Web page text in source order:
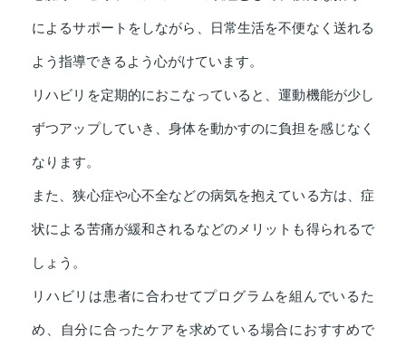
によるサポートをしながら、日常生活を不便なく送れる
よう指導できるよう心がけています。
リハビリを定期的におこなっていると、運動機能が少し
ずつアップしていき、身体を動かすのに負担を感じなく
なります。
また、狭心症や心不全などの病気を抱えている方は、症
状による苦痛が緩和されるなどのメリットも得られるで
しょう。
リハビリは患者に合わせてプログラムを組んでいるた
め、自分に合ったケアを求めている場合におすすめで